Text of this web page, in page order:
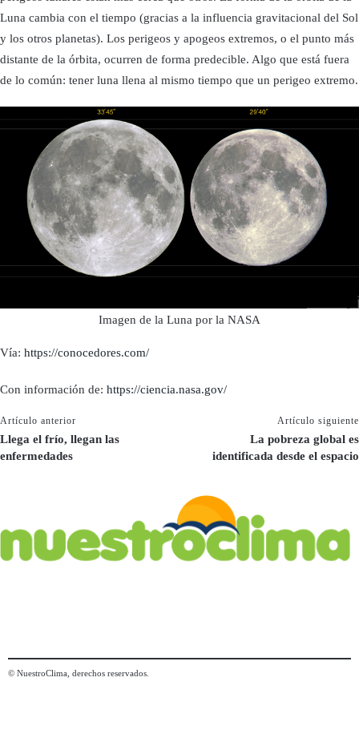
Luna cambia con el tiempo (gracias a la influencia gravitacional del Sol
y los otros planetas). Los perigeos y apogeos extremos, o el punto más
distante de la órbita, ocurren de forma predecible. Algo que está fuera
de lo común: tener luna llena al mismo tiempo que un perigeo extremo.
Imagen de la Luna por la NASA
Vía: https://conocedores.com/
Con información de: https://ciencia.nasa.gov/
Artículo anterior
Llega el frío, llegan las
enfermedades
Artículo siguiente
La pobreza global es
identificada desde el espacio
© NuestroClima, derechos reservados.